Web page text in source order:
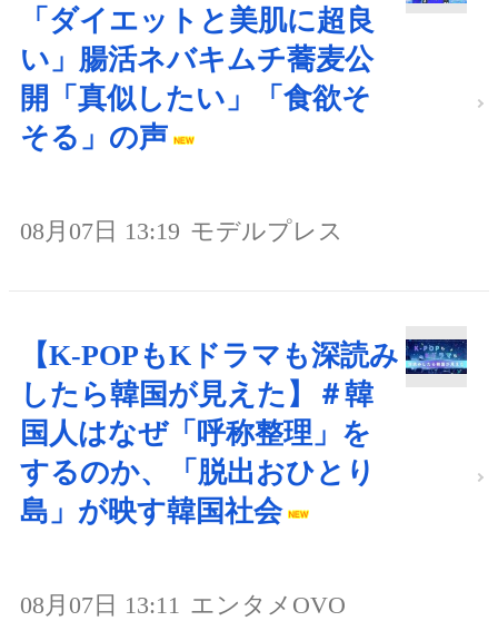
「ダイエットと美肌に超良
い」腸活ネバキムチ蕎麦公
開「真似したい」「食欲そ
そる」の声
08月07日 13:19 モデルプレス
【K-POPもKドラマも深読み
したら韓国が見えた】＃韓
国人はなぜ「呼称整理」を
するのか、「脱出おひとり
島」が映す韓国社会
08月07日 13:11 エンタメOVO